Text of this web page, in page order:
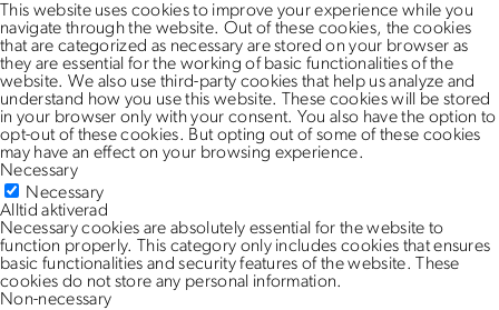
This website uses cookies to improve your experience while you
navigate through the website. Out of these cookies, the cookies
that are categorized as necessary are stored on your browser as
they are essential for the working of basic functionalities of the
website. We also use third-party cookies that help us analyze and
understand how you use this website. These cookies will be stored
in your browser only with your consent. You also have the option to
opt-out of these cookies. But opting out of some of these cookies
may have an effect on your browsing experience.
Necessary
Necessary
Alltid aktiverad
Necessary cookies are absolutely essential for the website to
function properly. This category only includes cookies that ensures
basic functionalities and security features of the website. These
cookies do not store any personal information.
Non-necessary